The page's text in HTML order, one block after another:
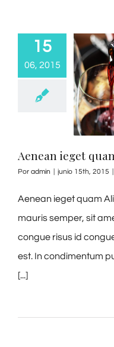
15
06, 2015
Aenean ieget
Por admin junio 15th, 2015
Aenean ieget quam
mauris semper, sit
congue risus id
est. In condimentum
[...]